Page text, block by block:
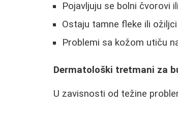
Pojavljuju se bolni čvorovi
Ostaju tamne fleke ili
Problemi sa kožom utiču
Dermatološki tretmani za
U zavisnosti od težine